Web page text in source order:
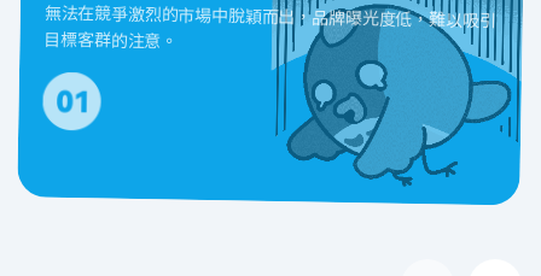
無法在競爭激烈的市場中脫穎而出，品牌曝光度低，難以吸引
目標客群的注意。